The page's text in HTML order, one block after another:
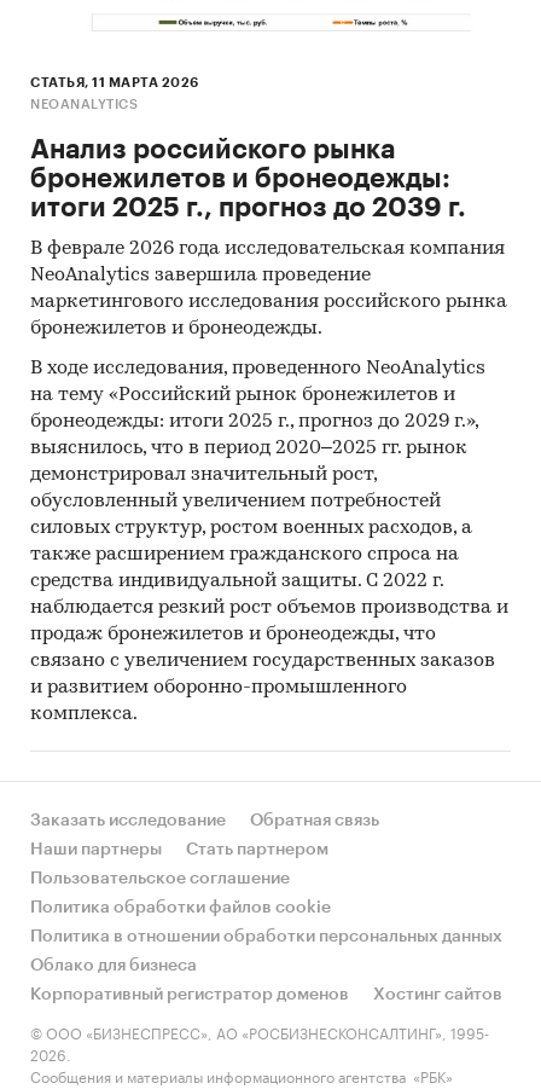
СТАТЬЯ, 11 МАРТА 2026
NEOANALYTICS
Анализ российского рынка
бронежилетов и бронеодежды:
итоги 2025 г., прогноз до 2039 г.
В феврале 2026 года исследовательская компания
NeoAnalytics завершила проведение
маркетингового исследования российского рынка
бронежилетов и бронеодежды.
В ходе исследования, проведенного NeoAnalytics
на тему «Российский рынок бронежилетов и
бронеодежды: итоги 2025 г., прогноз до 2029 г.»,
выяснилось, что в период 2020–2025 гг. рынок
демонстрировал значительный рост,
обусловленный увеличением потребностей
силовых структур, ростом военных расходов, а
также расширением гражданского спроса на
средства индивидуальной защиты. С 2022 г.
наблюдается резкий рост объемов производства и
продаж бронежилетов и бронеодежды, что
связано с увеличением государственных заказов
и развитием оборонно-промышленного
комплекса.
Заказать исследование
Обратная связь
Наши партнеры
Стать партнером
Пользовательское соглашение
Политика обработки файлов cookie
Политика в отношении обработки персональных данных
Облако для бизнеса
Корпоративный регистратор доменов
Хостинг сайтов
© ООО «БИЗНЕСПРЕСС», АО «РОСБИЗНЕСКОНСАЛТИНГ», 1995-
2026.
Сообщения и материалы информационного агентства «РБК»